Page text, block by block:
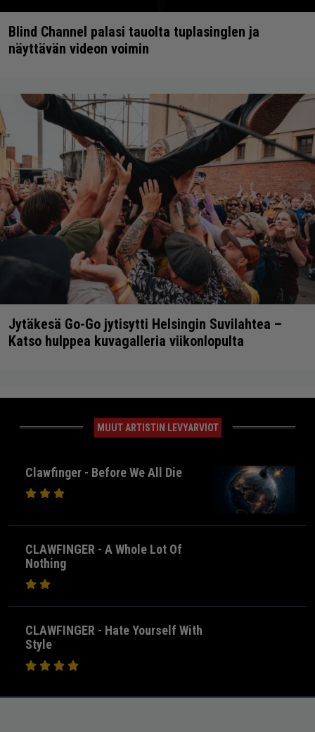
Blind Channel palasi tauolta tuplasinglen ja
näyttävän videon voimin
Jytäkesä Go-Go jytisytti Helsingin Suvilahtea –
Katso hulppea kuvagalleria viikonlopulta
MUUT ARTISTIN LEVYARVIOT
Clawfinger - Before We All Die
CLAWFINGER - A Whole Lot Of
Nothing
CLAWFINGER - Hate Yourself With
Style